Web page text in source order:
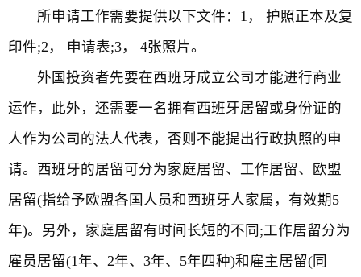
所申请工作需要提供以下文件：1， 护照正本及复
印件;2， 申请表;3， 4张照片。
外国投资者先要在西班牙成立公司才能进行商业
运作，此外，还需要一名拥有西班牙居留或身份证的
人作为公司的法人代表，否则不能提出行政执照的申
请。西班牙的居留可分为家庭居留、工作居留、欧盟
居留(指给予欧盟各国人员和西班牙人家属，有效期5
年)。另外，家庭居留有时间长短的不同;工作居留分为
雇员居留(1年、2年、3年、5年四种)和雇主居留(同